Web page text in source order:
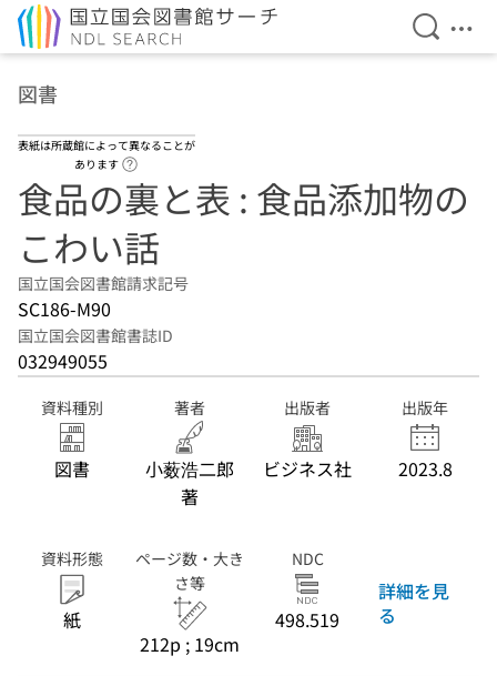
検索を
メ
図書
表紙は所蔵館によって異なることが
あります
食品の裏と表 : 食品添加物の
こわい話
国立国会図書館請求記号
SC186-M90
国立国会図書館書誌ID
032949055
資料種別
図書
著者
小薮浩二郎
著
出版者
ビジネス社
出版年
2023.8
資料形態
紙
ページ数・大き
さ等
212p ; 19cm
NDC
498.519
詳細を見
る